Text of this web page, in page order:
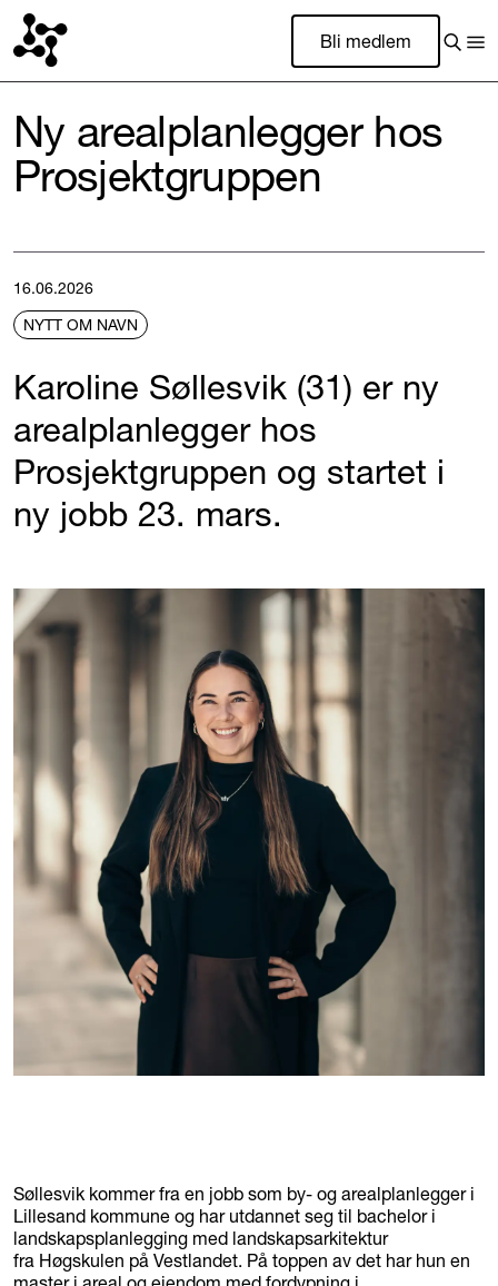
Bli medlem
Ny arealplanlegger hos
Prosjektgruppen
16.06.2026
NYTT OM NAVN
Karoline Søllesvik (31) er ny
arealplanlegger hos
Prosjektgruppen og startet i
ny jobb 23. mars.
Søllesvik kommer fra en jobb som by- og arealplanlegger i
Lillesand kommune og har utdannet seg til bachelor i
landskapsplanlegging med landskapsarkitektur
fra Høgskulen på Vestlandet. På toppen av det har hun en